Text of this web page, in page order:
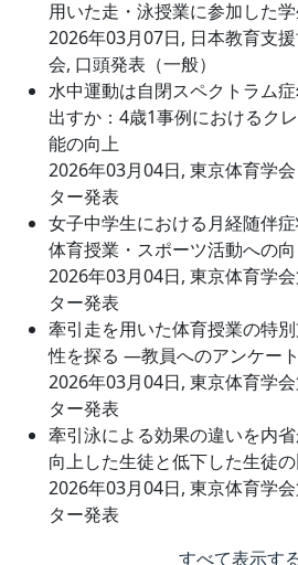
用いた走・泳授業に参加した
2026年03月07日, 日本教育支
会, 口頭発表（一般）
水中運動は自閉スペクトラム
出すか：4歳1事例におけるク
能の向上
2026年03月04日, 東京体育学
ター発表
女子中学生における月経随伴
体育授業・スポーツ活動への
2026年03月04日, 東京体育学
ター発表
牽引走を用いた体育授業の特
性を探る ―教員へのアンケー
2026年03月04日, 東京体育学
ター発表
牽引泳による効果の違いを内
向上した生徒と低下した生徒
2026年03月04日, 東京体育学
ター発表
すべて表示す